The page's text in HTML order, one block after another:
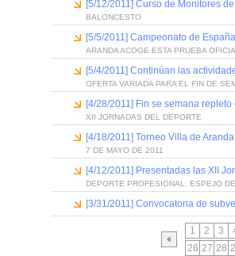
[5/12/2011] Curso de Monitores
BALONCESTO
[5/5/2011] Campeonato de
ARANDA ACOGE ESTA PRUEBA
[5/4/2011] Continúan las
OFERTA VARIADA PARA EL FIN DE
[4/28/2011] Fin se semana
XII JORNADAS DEL DEPORTE
[4/18/2011] Torneo Villa de
7 DE MAYO DE 2011
[4/12/2011] Presentadas las XII
DEPORTE PROFESIONAL, ESPEJO
[3/31/2011] Convocatoria de
1 2 3
26 27 28